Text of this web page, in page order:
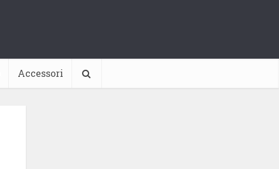
Accessori